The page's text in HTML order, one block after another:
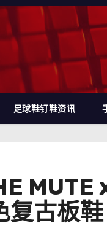
足球鞋钉鞋资讯
复古板